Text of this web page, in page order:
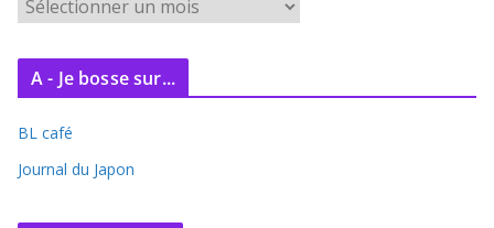
r
c
v
e
A - Je bosse sur...
BL café
Journal du Japon